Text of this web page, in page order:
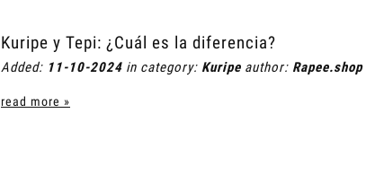
Kuripe y Tepi: ¿Cuál es la diferencia?
Added: 11-10-2024 in category: Kuripe author: Rapee.shop
read more »